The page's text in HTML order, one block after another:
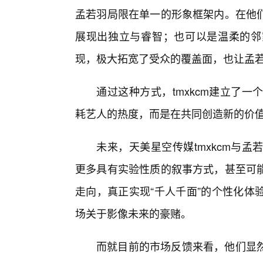
孟若羽局限在单一的形象框架内。在
展现出独立与睿智；也可以是温柔的
现，极大拓宽了受众的覆盖面，也让孟
通过这种方式，tmxkcm建立了一
耗艺人的热度，而是在共同创造新的价
未来，天美星空传媒tmxkcm与孟
更多具有实验性质的叙事方式，甚至
走向，真正实现“千人千面”的个性化
场关于影像未来的豪赌。
而就目前的市场反馈来看，他们